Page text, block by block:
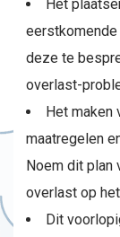
Het
eerstkomende
deze te
overlast-
Het maken
maatregelen
Noem dit plan
overlast op
Dit